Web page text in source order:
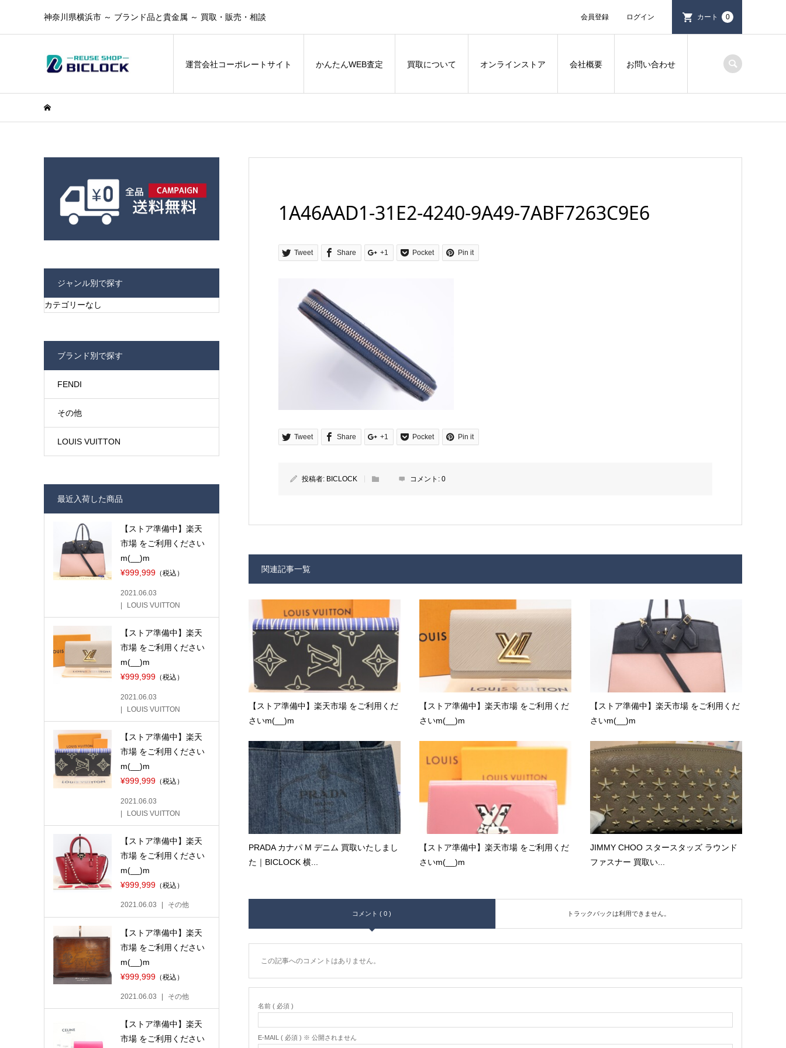
神奈川県横浜市 ～ ブランド品と貴金属 ～ 買取・販売・相談 会員登録 ログイン カート 0
運営会社コーポレートサイト かんたんWEB査定 買取について オンラインストア 会社概要 お問い合わせ
1A46AAD1-31E2-4240-9A49-7ABF7263C9E6
Tweet Share +1 Pocket Pin it
Tweet Share +1 Pocket Pin it
投稿者: BICLOCK コメント: 0
関連記事一覧
【ストア準備中】楽天市場 をご利用くだ
さいm(__)m
【ストア準備中】楽天市場 をご利用くだ
さいm(__)m
【ストア準備中】楽天市場 をご利用くだ
さいm(__)m
PRADA カナパ M デニム 買取いたしまし
た｜BICLOCK 横...
【ストア準備中】楽天市場 をご利用くだ
さいm(__)m
JIMMY CHOO スタースタッズ ラウンド
ファスナー 買取い...
コメント ( 0 ) トラックバックは利用できません。
この記事へのコメントはありません。
名前 ( 必須 )
E-MAIL ( 必須 ) ※ 公開されません
ジャンル別で探す
カテゴリーなし
ブランド別で探す
FENDI
その他
LOUIS VUITTON
最近入荷した商品
【ストア準備中】楽天
市場 をご利用ください
m(__)m
¥999,999（税込）
2021.06.03
LOUIS VUITTON
【ストア準備中】楽天
市場 をご利用ください
m(__)m
¥999,999（税込）
2021.06.03
LOUIS VUITTON
【ストア準備中】楽天
市場 をご利用ください
m(__)m
¥999,999（税込）
2021.06.03
LOUIS VUITTON
【ストア準備中】楽天
市場 をご利用ください
m(__)m
¥999,999（税込）
2021.06.03 その他
【ストア準備中】楽天
市場 をご利用ください
m(__)m
¥999,999（税込）
2021.06.03 その他
【ストア準備中】楽天
市場 をご利用ください